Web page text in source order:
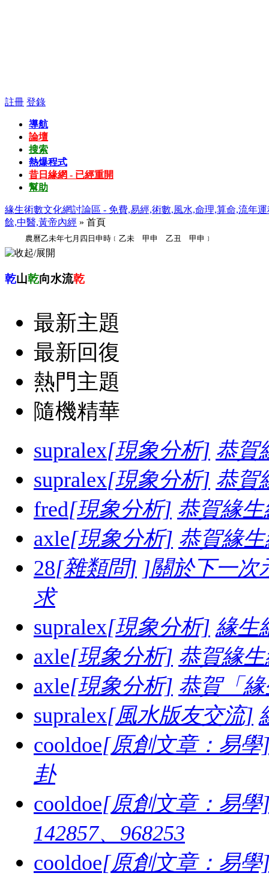
註冊 登錄
導航
論壇
搜索
熱爆程式
昔日緣網 - 已經重開
幫助
緣生術數文化網討論區 - 免費,易經,術數,風水,命理,算命,流年
餘,中醫,黃帝內經 » 首頁
乾山乾向水流乾
最新主題
最新回復
熱門主題
隨機精華
supralex[現象分析] 恭賀
supralex[現象分析] 恭賀
fred[現象分析] 恭賀緣
axle[現象分析] 恭賀緣
28[雜類問] ]關於下一次
求
supralex[現象分析] 緣生
axle[現象分析] 恭賀緣
axle[現象分析] 恭賀「
supralex[風水版友交流]
cooldoe[原創文章：易學
卦
cooldoe[原創文章：易學
142857、968253
cooldoe[原創文章：易學